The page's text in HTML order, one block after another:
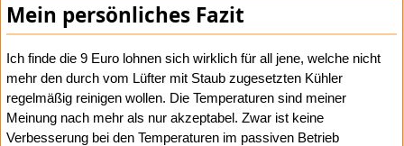
Mein persönliches Fazit
Ich finde die 9 Euro lohnen sich wirklich für all jene, welche nicht
mehr den durch vom Lüfter mit Staub zugesetzten Kühler
regelmäßig reinigen wollen. Die Temperaturen sind meiner
Meinung nach mehr als nur akzeptabel. Zwar ist keine
Verbesserung bei den Temperaturen im passiven Betrieb